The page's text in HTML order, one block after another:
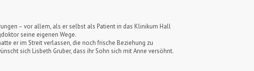
– vor allem, als er selbst als Patient in das Klinikum Hall
seine eigenen Wege.
er im Streit verlassen, die noch frische Beziehung zu
sich Lisbeth Gruber, dass ihr Sohn sich mit Anne versöhnt.